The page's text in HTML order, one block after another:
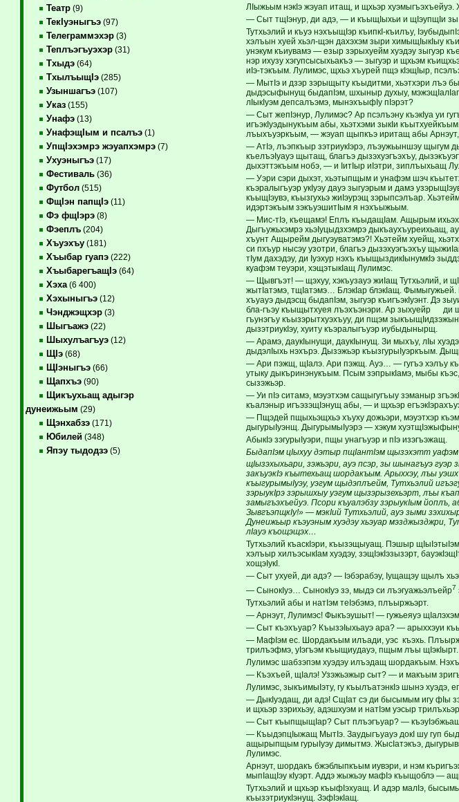
Театр(9)
ТекIуэныгъэ(97)
Телеграммэхэр(3)
Теплъэгъуэхэр(31)
Тхыдэ(64)
ТхылъыщIэ(285)
Узыншагъэ(107)
Указ(155)
Унафэ(13)
УнафэщIым и псалъэ(1)
УпщIэхэмрэ жэуапхэмрэ(7)
Ухуэныгъэ(17)
Фестиваль(36)
Футбол(515)
ФщIэн папщIэ(11)
Фэ фщIэрэ(8)
Фэеплъ(204)
Хъуэхъу(181)
Хъыбар гуапэ(222)
ХъыбарегъащIэ(64)
Хэха(6 400)
Хэхыныгъэ(12)
Чэнджэщхэр(3)
Шыгъажэ(22)
Шыхулъагъуэ(12)
ЩIэ(68)
ЩIэныгъэ(66)
Щапхъэ(90)
Щикъухьащ адыгэр
дунеижьым (29)
Щэнхабзэ(171)
Юбилей(348)
Япэу тыдодзэ(5)
ЛIыжьым нэкIэ жэуап итащ, и щхьэр
— Сыт тщIэнур, ди адэ, — и къыщIыхьи и щIэупщIи
Тутхьэлий и къуэ нэхъыщIэр къипкI-къилъу,
хэлъын хуей хьэл-щэн дахэхэм зыри химыщIыкIыу
унэкум къиувамэ — езыр зэрыхуейм хуэдэу зыгуэр
нэр ихузу хэгупсысыхьакъэ — зыгуэр и щхьэм
иIэ-тэкъым. Лулимэс, щхьэ хъурей пщэ кIэщIыр,
— МытIэ и дзэр зэрыщыту къыдитми, хьэтхэри лъэ
дыдэсыфынущ быдапIэм, шхыныр духыу,
лIыкIуэм депсалъэмэ, мынэхъыфIу пIэрэт?
— Сыт жепIэнур, Лулимэс? Ар псэлъэну къэкIуа уи
игъэкIуэдынукъым абы, хьэтхэми зыкIи
лъыхъуэркъым, — жэуап щыпкъэ иритащ абы Арнэут,
— АтIэ, лъэпкъыр зэтриукIэрэ, лъэужьыншэу щыгум
къелъэIуауэ щытащ, благъэ дызэхуэгъэхъу,
дыхэттэкъым нобэ, — и IитIыр иIэтри, зиплъыхьащ
— Уэри сэри дыхэт, хьэтыпщым и унафэм шэч
къэралыгъуэр укIуэу дауэ зыгуэрым и дамэ
къыщIэувэ, къызгухьэ жиIэурэщ зэрыпсэлъар.
идэртэкъым зэкъуэшитIым я нэхъыжьым.
— Мис-тIэ, къещамэ! Еплъ къыдащIам. Ащырым
Дыгъужьхэмрэ хьэIуцыдзхэмрэ дыкъаухъуреихьащ,
хъунт Ащырейм дыгуэуватэмэ?! Хьэтейм хуейщ,
си пхъур нысэу узотри, благъэ дызэхуэгъэхъу
тIум дахэдэу, ди Iуэхур нэхъ къыщыздикIынумкIэ
куафэм теуэри, хэщэтыкIащ Лулимэс.
— Щывгъэт! — щэхуу, хэкъузауэ жиIащ Тутхьэлий, и
жытIатэмэ, тщIатэмэ… БлэкIар блэкIащ. Фымыгужьей.
хъуауэ дыдэсщ быдапIэм, зыгуэр къигъэкIуэнт. Дэ
бла-гъэу къыщытхуея лъэхъэнэри. Ар зыхуейр ди
гъунэгъу къызэрытхуэхъуу, ди пщэм
дызэтриукIэу, хуиту къэралыгъуэр иубыдынырщ.
— Арамэ, даукIынущи, даукIынущ. Зи мыхъу, лIы
дыдэлIыхь нэхърэ. Дызэжьэр къызгурыIуэркъым.
— Ари пэжщ, щIалэ. Ари пэжщ. Ауэ… — гугъэ хэлъу
утыку дыкъринэнукъым. Псым зэпрыкIамэ, мыбы
сызэжьэр.
— Уи пIэ ситамэ, мэуэтхэм сащыгугъыу зэманыр
къалэныр игъэзэщIэнущ абы, — и щхьэр
— Пщэдей пщыхьэщхьэ хъуху дожьэри, мэуэтхэр
дыгурыIуэнщ. ДыгурымыIуэрэ — хэкум
АбыкIэ зэгурыIуэри, пщы унагъуэр и пIэ изэгъэжащ.
БыдапIэм цIыхуу дэтыр пщIантIэм щызэхэтт уафэм
щIызэхыхьари, зэжьэри, ауэ псэр, зы шынагъуэ
закъуэкIэ къытехьащ шордакъым. Арыххэу, лъы
къыгурымыIуэу, уэгум щыдэплъейм, Тутхьэлий
зэрыукIрэ зэрышхыу уэгум щызэрызехьэрт, лъы
замыгъэхъейуэ. Псори къуалэбзу зэрыукIым
ЗывгъэпщкIу!» — мэкIий Тутхьэлий, ауэ зыми
Дунеижьыр къэуэным хуэдэу хьэуар мэзджызджри,
лIауэ къощэщэх…
Тутхьэлий къаскIэри, къызэщыуащ. Пэшыр
хэлъыр хилъэсыкIам хуэдэу, зэщIэкIэзызэрт,
хощэIукI.
— Сыт ухуей, ди адэ? — Iэбэрабэу, Iущащэу щылъ
— СынокIуэ… СынокIуэ зэ, мыдэ си лъэгуажьэлъейр7
Тутхьэлий абы и натIэм теIэбэмэ, плъыржьэрт.
— Арнэут, Лулимэс! Фыкъэушыт! — гужьеяуэ
— Сыт къэхъуар? КъызэIыхьауэ ара? — арыххэуи
— МафIэм ес. Шордакъым илъади, уэс къэхь.
трилъэфмэ, уIэгъэм къыщиудауэ, пщым лъы щIэкIырт.
Лулимэс шабзэпэм хуэдэу илъэдащ шордакъым.
— Къэхъей, щIалэ! Узэжьэжыр сыт? — и макъым
Лулимэс, зыкъимыIэту, гу къылъатэнкIэ шынэ
— ДыкIуэдащ, ди адэ! СщIат сэ ди бысымым игу фIы
и щхьэр зэрихьэу, адэшхуэм и натIэм уэсыр
— Сыт къыпщыщIар? Сыт плъэгъуар? —
— КъыдэпцIыжащ МытIэ. Заудыгъуауэ докI шу гуп
ащырыпщым гурыIуэу димытмэ. ЖысIатэкъэ,
Лулимэс.
Арнэут, шордакъ бжэблыпкъым иувэри, и нэм
мыпIащIэу кIуэрт. Аддэ жыжьэу мафIэ къыщоблэ —
Тутхьэлий и щхьэр къыфIэхуащ. И адэр малIэ,
къызэтриукIэнущ. ЗэфIэкIащ.